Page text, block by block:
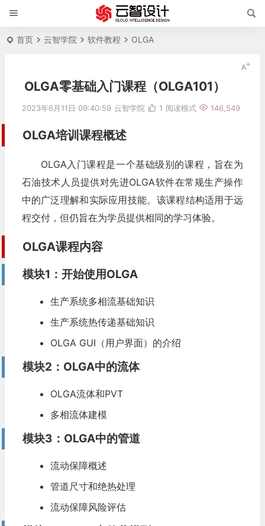
首页 云智学院 软件教程 OLGA
OLGA零基础入门课程（OLGA101）
2023年6月11日 09:40:59 云智学院 146,549
1 阅读模式
OLGA培训课程概述
OLGA入门课程是一个基础级别的课程，旨在为
石油技术人员提供对先进OLGA软件在常规生产操作
中的广泛理解和实际应用技能。该课程结构适用于远
程交付，但仍旨在为学员提供相同的学习体验。
OLGA课程内容
模块1：开始使用OLGA
生产系统多相流基础知识
生产系统热传递基础知识
OLGA GUI（用户界面）的介绍
模块2：OLGA中的流体
OLGA流体和PVT
多相流体建模
模块3：OLGA中的管道
流动保障概述
管道尺寸和绝热处理
流动保障风险评估